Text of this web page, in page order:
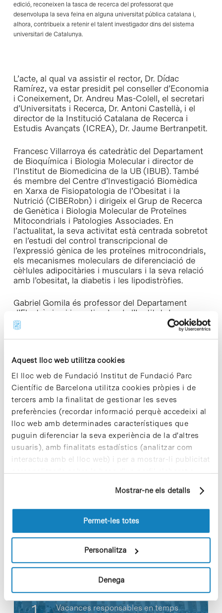
Aquest lloc web utilitza cookies
El lloc web de Fundació Institut de Fundació Parc
Científic de Barcelona utilitza cookies pròpies i de
tercers amb la finalitat de gestionar les seves
preferències (recordar informació perquè accedeixi al
lloc web amb determinades característiques que
puguin diferenciar la seva experiència de la d'altres
usuaris), amb finalitats estadístics (analitzar com
interactua amb el lloc web) i per a mostrar-li publicitat
personalitzada sobre la base d'un perfil elaborat a
pàgines visitades). Per a obtenir més informació sobre
les cookies pot consultar laPolítica de cookiesdel
Mostrar-ne els detalls
Permet-les totes
Personalitza
Denega
edició, reconeixen la tasca de recerca del professorat que
desenvolupa la seva feina en alguna universitat pública catalana i,
alhora, contribueix a retenir el talent investigador dins del sistema
universitari de Catalunya.
L’acte, al qual va assistir el rector, Dr. Dídac
Ramírez, va estar presidit pel conseller d’Economia
i Coneixement, Dr. Andreu Mas-Colell, el secretari
d’Universitats i Recerca, Dr. Antoni Castellà, i el
director de la Institució Catalana de Recerca i
Estudis Avançats (ICREA), Dr. Jaume Bertranpetit.
Francesc Villarroya és catedràtic del Departament
de Bioquímica i Biologia Molecular i director de
l’Institut de Biomedicina de la UB (IBUB). També
és membre del Centre d’Investigació Biomèdica
en Xarxa de Fisiopatologia de l’Obesitat i la
Nutrició (CIBERobn) i dirigeix el Grup de Recerca
de Genètica i Biologia Molecular de Proteïnes
Mitocondrials i Patologies Associades. En
l’actualitat, la seva activitat està centrada sobretot
en l’estudi del control transcripcional de
l’expressió gènica de les proteïnes mitrocondrials,
els mecanismes moleculars de diferenciació de
cèl·lules adipocitàries i musculars i la seva relació
amb l’obesitat, la diabetis i les lipodistròfies.
Gabriel Gomila és professor del Departament
d’Electrònica i investigador de l’Institut de
Bioenginyeria de Catalunya (IBEC), on dirigeix el
Grup de Caracterització Bioelèctrica a la
Nanoescala. Al seu grup es desenvolupa la
sonda de microscòpia per mesurar les propietats
elèctriques de la matèria biològica (virus, bacteris
i cèl·lules) amb resolució espacial a la nanoescala,
i amb això com a base, dissenys nous a
nanoescala i mètodes lliures d’etiquetes per a la
biologia i la ciència dels materials.
Share Share
Notícies més vistes
Vacances responsables en temps